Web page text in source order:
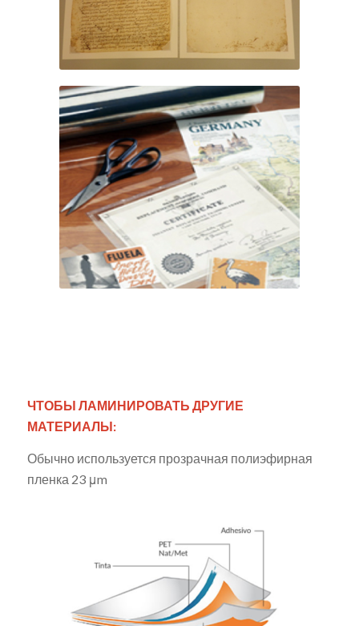
ЧТОБЫ ЛАМИНИРОВАТЬ ДРУГИЕ
МАТЕРИАЛЫ:
Обычно используется прозрачная полиэфирная
пленка 23 μm